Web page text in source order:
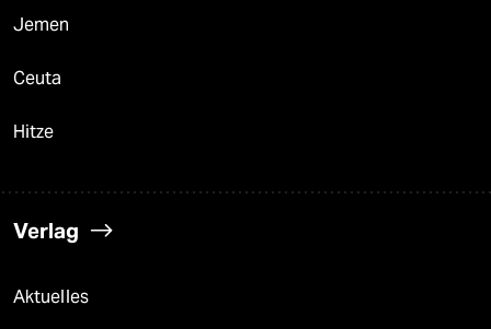
Jemen
Ceuta
Hitze
Verlag
Aktuelles